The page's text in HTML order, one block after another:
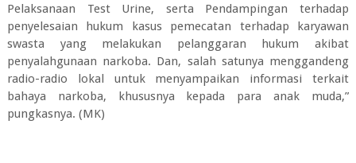
Pelaksanaan Test Urine, serta Pendampingan terhadap
penyelesaian hukum kasus pemecatan terhadap karyawan
swasta yang melakukan pelanggaran hukum akibat
penyalahgunaan narkoba. Dan, salah satunya menggandeng
radio-radio lokal untuk menyampaikan informasi terkait
bahaya narkoba, khususnya kepada para anak muda,”
pungkasnya. (MK)